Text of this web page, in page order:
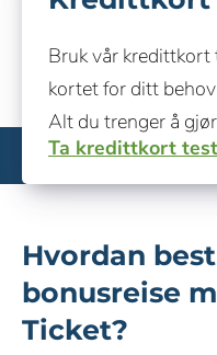
Bruk vår
kortet for ditt
Alt du trenger å
Ta kredittkort
Hvordan
bonusreise
Ticket?